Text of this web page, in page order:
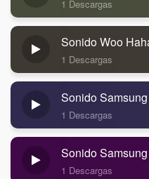
1 Descargas
Sonido Woo
1 Descargas
Sonido
1 Descargas
Sonido
1 Descargas